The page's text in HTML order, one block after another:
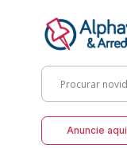
Anuncie aqui